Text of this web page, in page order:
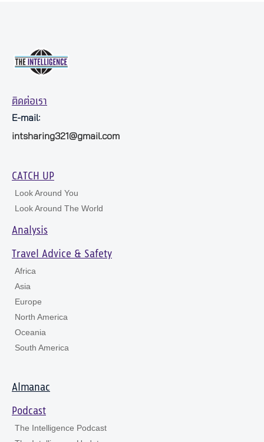
ติดต่อเรา
E-mail:
intsharing321@gmail.com
CATCH UP
Look Around You
Look Around The World
Analysis
Travel Advice & Safety
Africa
Asia
Europe
North America
Oceania
South America
Almanac
Podcast
The Intelligence Podcast